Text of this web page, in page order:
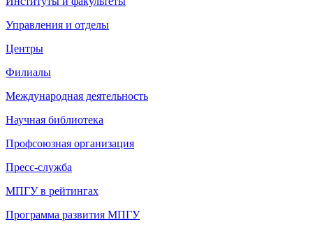
Управления и отделы
Центры
Филиалы
Международная деятельность
Научная библиотека
Профсоюзная организация
Пресс-служба
МПГУ в рейтингах
Программа развития МПГУ